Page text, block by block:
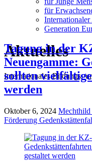
für
Generation
Aktuelles
Internationales Bildungs-
Tagung in der
Neuengamme:
sollten
werden
Oktober 6, 2024 Mechthild
Förderung